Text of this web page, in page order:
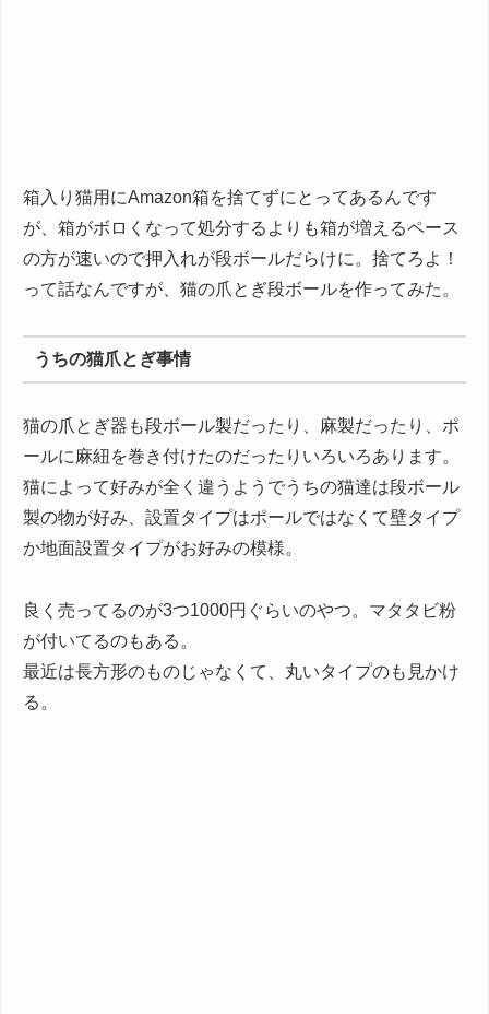
箱入り猫用にAmazon箱を捨てずにとってあるんです
が、箱がボロくなって処分するよりも箱が増えるペース
の方が速いので押入れが段ボールだらけに。捨てろよ！
って話なんですが、猫の爪とぎ段ボールを作ってみた。
うちの猫爪とぎ事情
猫の爪とぎ器も段ボール製だったり、麻製だったり、ポ
ールに麻紐を巻き付けたのだったりいろいろあります。
猫によって好みが全く違うようでうちの猫達は段ボール
製の物が好み、設置タイプはポールではなくて壁タイプ
か地面設置タイプがお好みの模様。
良く売ってるのが3つ1000円ぐらいのやつ。マタタビ粉
が付いてるのもある。
最近は長方形のものじゃなくて、丸いタイプのも見かけ
る。